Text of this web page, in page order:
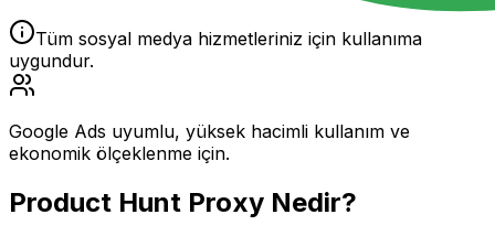
Tüm sosyal medya hizmetleriniz için kullanıma
uygundur.
Google Ads uyumlu, yüksek hacimli kullanım ve
ekonomik ölçeklenme için.
Product Hunt Proxy Nedir?